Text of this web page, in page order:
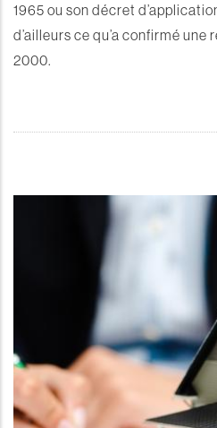
1965 ou son décret
d’ailleurs ce qu’a confirmé
2000.